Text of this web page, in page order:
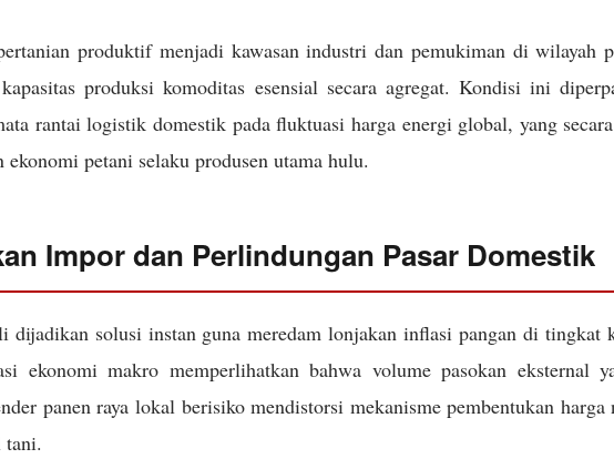
produktif menjadi kawasan industri dan pemukiman di wilayah
produksi komoditas esensial secara agregat. Kondisi ini
rantai logistik domestik pada fluktuasi harga energi global, yang
ekonomi petani selaku produsen utama hulu.
Impor dan Perlindungan Pasar Domestik
dijadikan solusi instan guna meredam lonjakan inflasi pangan di tingkat
ekonomi makro memperlihatkan bahwa volume pasokan eksternal
panen raya lokal berisiko mendistorsi mekanisme pembentukan
tani.